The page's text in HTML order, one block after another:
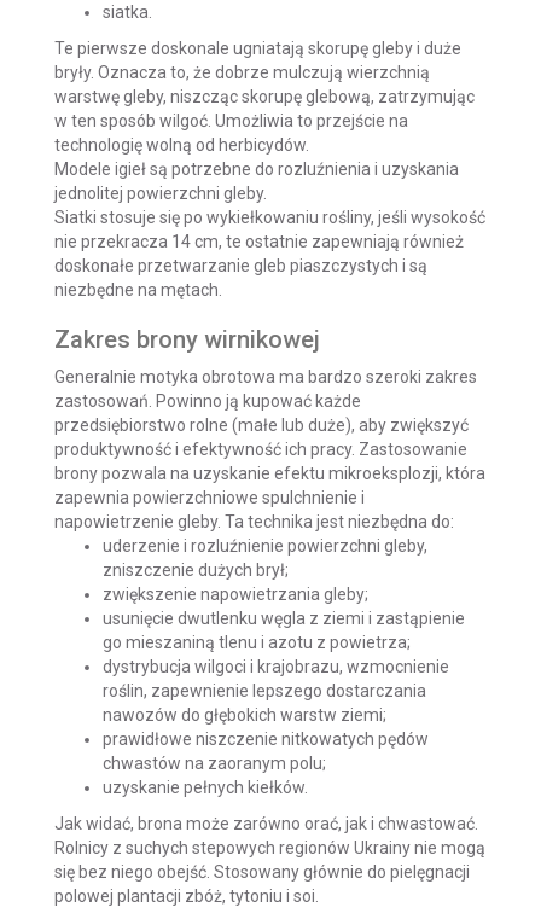
siatka.
Te pierwsze doskonale ugniatają skorupę gleby i duże
bryły. Oznacza to, że dobrze mulczują wierzchnią
warstwę gleby, niszcząc skorupę glebową, zatrzymując
w ten sposób wilgoć. Umożliwia to przejście na
technologię wolną od herbicydów.
Modele igieł są potrzebne do rozluźnienia i uzyskania
jednolitej powierzchni gleby.
Siatki stosuje się po wykiełkowaniu rośliny, jeśli wysokość
nie przekracza 14 cm, te ostatnie zapewniają również
doskonałe przetwarzanie gleb piaszczystych i są
niezbędne na mętach.
Zakres brony wirnikowej
Generalnie motyka obrotowa ma bardzo szeroki zakres
zastosowań. Powinno ją kupować każde
przedsiębiorstwo rolne (małe lub duże), aby zwiększyć
produktywność i efektywność ich pracy. Zastosowanie
brony pozwala na uzyskanie efektu mikroeksplozji, która
zapewnia powierzchniowe spulchnienie i
napowietrzenie gleby. Ta technika jest niezbędna do:
uderzenie i rozluźnienie powierzchni gleby,
zniszczenie dużych brył;
zwiększenie napowietrzania gleby;
usunięcie dwutlenku węgla z ziemi i zastąpienie
go mieszaniną tlenu i azotu z powietrza;
dystrybucja wilgoci i krajobrazu, wzmocnienie
roślin, zapewnienie lepszego dostarczania
nawozów do głębokich warstw ziemi;
prawidłowe niszczenie nitkowatych pędów
chwastów na zaoranym polu;
uzyskanie pełnych kiełków.
Jak widać, brona może zarówno orać, jak i chwastować.
Rolnicy z suchych stepowych regionów Ukrainy nie mogą
się bez niego obejść. Stosowany głównie do pielęgnacji
polowej plantacji zbóż, tytoniu i soi.